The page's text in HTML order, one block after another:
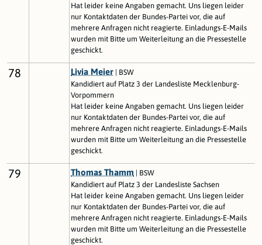
Hat leider keine Angaben gemacht. Uns liegen leider
nur Kontaktdaten der Bundes-Partei vor, die auf
mehrere Anfragen nicht reagierte. Einladungs-E-Mails
wurden mit Bitte um Weiterleitung an die Pressestelle
geschickt.
78 Livia Meier | BSW
Kandidiert auf Platz 3 der Landesliste Mecklenburg-
Vorpommern
Hat leider keine Angaben gemacht. Uns liegen leider
nur Kontaktdaten der Bundes-Partei vor, die auf
mehrere Anfragen nicht reagierte. Einladungs-E-Mails
wurden mit Bitte um Weiterleitung an die Pressestelle
geschickt.
79 Thomas Thamm | BSW
Kandidiert auf Platz 3 der Landesliste Sachsen
Hat leider keine Angaben gemacht. Uns liegen leider
nur Kontaktdaten der Bundes-Partei vor, die auf
mehrere Anfragen nicht reagierte. Einladungs-E-Mails
wurden mit Bitte um Weiterleitung an die Pressestelle
geschickt.